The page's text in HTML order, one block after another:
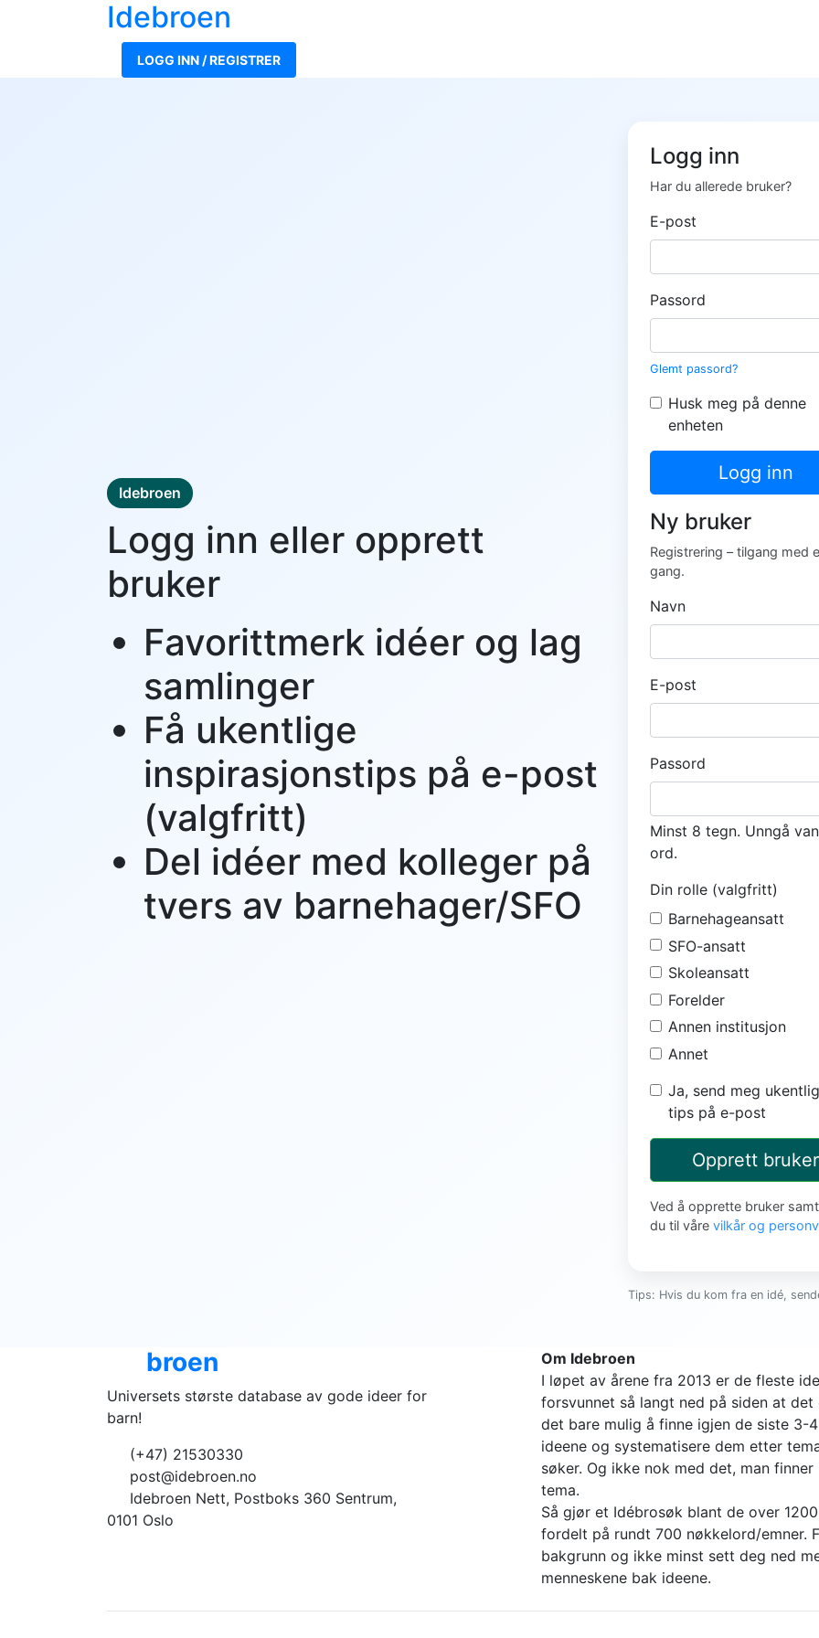
Idebroen
LOGG INN / REGISTRER
Idebroen
Logg inn eller opprett
bruker
Favorittmerk idéer og lag
samlinger
Få ukentlige
inspirasjonstips på e-post
(valgfritt)
Del idéer med kolleger på
tvers av barnehager/SFO
Logg inn
Har du allerede bruker?
E-post
Passord
Glemt passord?
Husk meg på denne
enheten
Logg inn
Ny bruker
Registrering – tilgang med
gang.
Navn
E-post
Passord
Minst 8 tegn. Unngå
ord.
Din rolle (valgfritt)
Barnehageansatt
SFO-ansatt
Skoleansatt
Forelder
Annen institusjon
Annet
Ja, send meg
tips på e-post
Opprett bruker
Ved å opprette bruker
du til våre vilkår og
Tips: Hvis du kom fra en idé,
broen
Universets største database av gode ideer for
barn!
(+47) 21530330
post@idebroen.no
Idebroen Nett, Postboks 360 Sentrum,
0101 Oslo
Om Idebroen
I løpet av årene fra 2013 er de fleste
forsvunnet så langt ned på siden at
det bare mulig å finne igjen de siste 3-
ideene og systematisere dem etter
søker. Og ikke nok med det, man
tema.
Så gjør et Idébrosøk blant de over
fordelt på rundt 700 nøkkelord/emner.
bakgrunn og ikke minst sett deg ned
menneskene bak ideene.